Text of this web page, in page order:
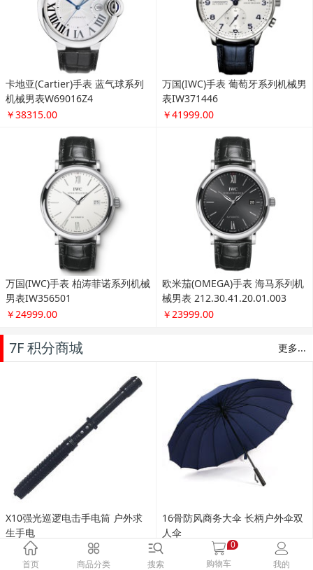
卡地亚(Cartier)手表 蓝气球系列
机械男表W69016Z4
万国(IWC)手表 葡萄牙系列机械男
表IW371446
万国(IWC)手表 柏涛菲诺系列机械
男表IW356501
欧米茄(OMEGA)手表 海马系列机
械男表 212.30.41.20.01.003
更多...
7F 积分商城
X10强光巡逻电击手电筒 户外求
生手电
￥149.00
16骨防风商务大伞 长柄户外伞双
首页 商品分类 搜索
0
购物车
我的